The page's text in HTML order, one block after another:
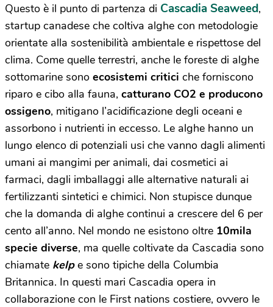
Questo è il punto di partenza di Cascadia Seaweed,
startup canadese che coltiva alghe con metodologie
orientate alla sostenibilità ambientale e rispettose del
clima. Come quelle terrestri, anche le foreste di alghe
sottomarine sono ecosistemi critici che forniscono
riparo e cibo alla fauna, catturano CO2 e producono
ossigeno, mitigano l’acidificazione degli oceani e
assorbono i nutrienti in eccesso. Le alghe hanno un
lungo elenco di potenziali usi che vanno dagli alimenti
umani ai mangimi per animali, dai cosmetici ai
farmaci, dagli imballaggi alle alternative naturali ai
fertilizzanti sintetici e chimici. Non stupisce dunque
che la domanda di alghe continui a crescere del 6 per
cento all’anno. Nel mondo ne esistono oltre 10mila
specie diverse, ma quelle coltivate da Cascadia sono
chiamate kelp e sono tipiche della Columbia
Britannica. In questi mari Cascadia opera in
collaborazione con le First nations costiere, ovvero le